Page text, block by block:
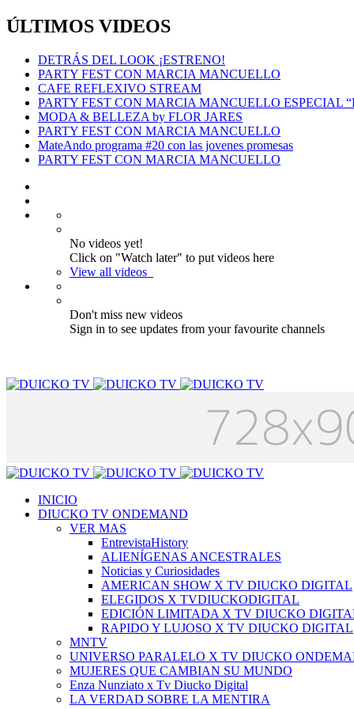
ÚLTIMOS VIDEOS
DETRÁS DEL LOOK ¡ESTRENO!
PARTY FEST CON MARCIA MANCUELLO
CAFE REFLEXIVO STREAM
PARTY FEST CON MARCIA MANCUELLO ESPECIAL
MODA & BELLEZA by FLOR JARES
PARTY FEST CON MARCIA MANCUELLO
MateAndo programa #20 con las jovenes promesas
PARTY FEST CON MARCIA MANCUELLO
No videos yet!
Click on "Watch later" to put videos here
View all videos
Don't miss new videos
Sign in to see updates from your favourite channels
INICIO
DIUCKO TV ONDEMAND
VER MAS
EntrevistaHistory
ALIENÍGENAS ANCESTRALES
Noticias y Curiosidades
AMERICAN SHOW X TV DIUCKO DIGITAL
ELEGIDOS X TVDIUCKODIGITAL
EDICIÓN LIMITADA X TV DIUCKO
RAPIDO Y LUJOSO X TV DIUCKO DIGITAL
MNTV
UNIVERSO PARALELO X TV DIUCKO
MUJERES QUE CAMBIAN SU MUNDO
Enza Nunziato x Tv Diucko Digital
LA VERDAD SOBRE LA MENTIRA